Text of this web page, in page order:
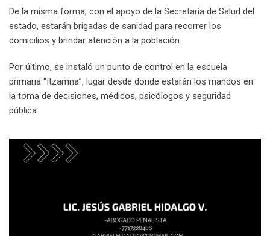
De la misma forma, con el apoyo de la Secretaría de Salud del
estado, estarán brigadas de sanidad para recorrer los
domicilios y brindar atención a la población.
Por último, se instaló un punto de control en la escuela
primaria “Itzamna”, lugar desde donde estarán los mandos en
la toma de decisiones, médicos, psicólogos y seguridad
pública.